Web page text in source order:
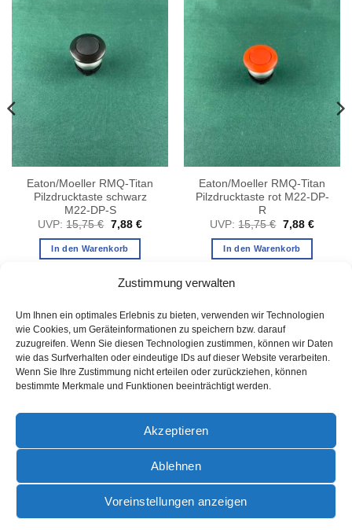
Zustimmung verwalten
Um Ihnen ein optimales Erlebnis zu bieten, verwenden wir Technologien
wie Cookies, um Geräteinformationen zu speichern bzw. darauf
zuzugreifen. Wenn Sie diesen Technologien zustimmen, können wir Daten
wie das Surfverhalten oder eindeutige IDs auf dieser Website verarbeiten.
Wenn Sie Ihre Zustimmung nicht erteilen oder zurückziehen, können
bestimmte Merkmale und Funktionen beeinträchtigt werden.
Akzeptieren
Ablehnen
Voreinstellungen anzeigen
Eaton/Moeller RMQ-Titan
Pilzdrucktaste schwarz
M22-DP-S
UVP: 15,75€ Ursprünglicher
war:
15,75 €
7,88 €Aktueller
In den Warenkorb
Eaton/Moeller RMQ-Titan
Pilzdrucktaste rot M22-DP-
R
UVP: 15,75€
war:
15,75 €
7,88 €
In den Warenkorb
PayPal Rechung
DATENSCHUTZ IMPRESSUM
ZAHLUNGSARTEN
WIDERRUFSBELEHRUNG